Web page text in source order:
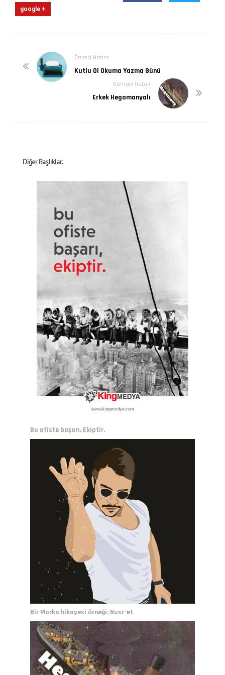
google +
Önceki Haber
Kutlu Ol Okuma Yazma Günü
Sonraki Haber
Erkek Hegomanyalı
Diğer Başlıklar:
Bu ofiste başarı, Ekiptir.
Bir Marka hikayesi örneği: Nusr-et